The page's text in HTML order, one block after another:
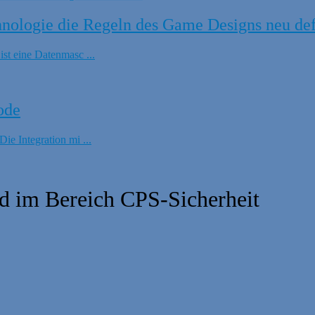
die Regeln des Game Designs neu
eine Datenmasc ...
Integration mi ...
im Bereich CPS-Sicherheit